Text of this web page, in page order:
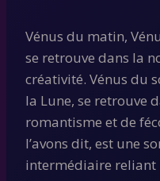
Vénus du matin,
se retrouve dans la
créativité. Vénus du
la Lune, se retrouve
romantisme et de
l’avons dit, est une
intermédiaire reliant